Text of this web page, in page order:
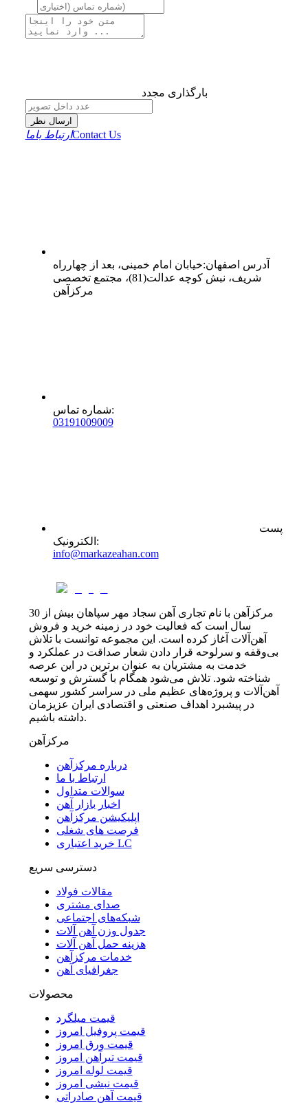
بارگذاری مجدد
ارسال نظر
ارتباط باماContact Us
آدرس اصفهان:خیابان امام خمینی، بعد از چهارراه
شریف، نبش کوچه عدالت(81)، مجتمع تخصصی
مرکزآهن
شماره تماس:
03191009009
پست
الکترونیک :
info@markazeahan.com
مرکزآهن با نام تجاری آهن سجاد مهر سپاهان بیش از 30
سال است که فعالیت خود در زمینه خرید و فروش
آهن‌آلات آغاز کرده است. این مجموعه توانست با تلاش
بی‌وقفه و سرلوحه قرار دادن شعار صداقت در عملکرد و
خدمت به مشتریان به عنوان برترین در این عرصه
شناخته شود. تلاش می‌شود همگام با گسترش و توسعه
آهن‌آلات و پروژه‌های عظیم ملی در سراسر کشور سهمی
در پیشبرد اهداف صنعتی و اقتصادی ایران عزیزمان
داشته باشیم.
مرکزآهن
درباره مرکزآهن
ارتباط با ما
سوالات متداول
اخبار بازار آهن
اپلیکیشن مرکزآهن
فرصت های شغلی
خرید اعتباری LC
دسترسی سریع
مقالات فولاد
صدای مشتری
شبکه‌های اجتماعی
جدول وزن آهن آلات
هزینه حمل آهن آلات
خدمات مرکزآهن
جغرافیای آهن
محصولات
قیمت میلگرد
قیمت پروفیل امروز
قیمت ورق امروز
قیمت تیرآهن امروز
قیمت لوله امروز
قیمت نبشی امروز
قیمت آهن صادراتی